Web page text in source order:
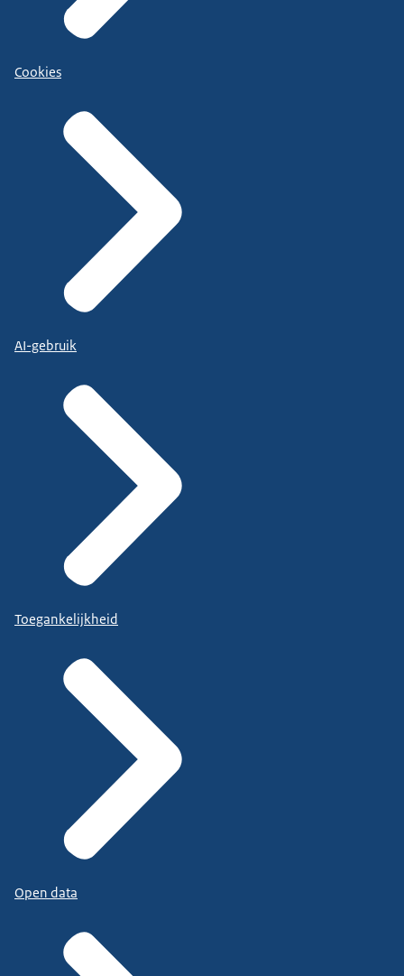
Cookies
AI-gebruik
Toegankelijkheid
Open data